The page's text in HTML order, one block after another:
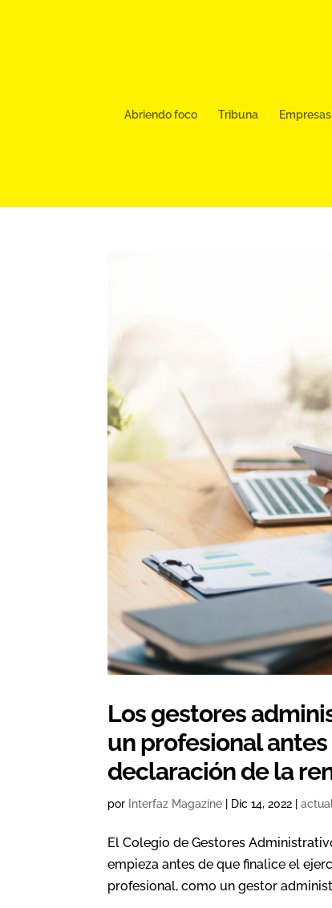
Abriendo foco Tribuna Empresas
Los gestores
un profesional
declaración de la
por Interfaz Magazine Dic 14, 2022 |
El Colegio de Gestores
empieza antes de que finalice el
profesional, como un gestor